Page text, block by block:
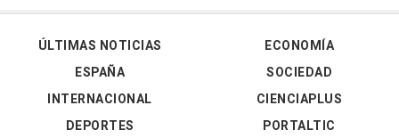
ÚLTIMAS NOTICIAS
ESPAÑA
INTERNACIONAL
DEPORTES
ECONOMÍA
SOCIEDAD
CIENCIAPLUS
PORTALTIC